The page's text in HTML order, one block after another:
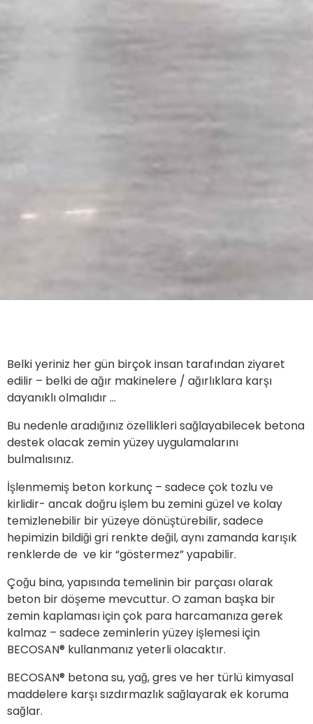
Belki yeriniz her gün birçok insan tarafından ziyaret
edilir – belki de ağır makinelere / ağırlıklara karşı
dayanıklı olmalıdır …
Bu nedenle aradığınız özellikleri sağlayabilecek betona
destek olacak zemin yüzey uygulamalarını
bulmalısınız.
İşlenmemiş beton korkunç – sadece çok tozlu ve
kirlidir- ancak doğru işlem bu zemini güzel ve kolay
temizlenebilir bir yüzeye dönüştürebilir, sadece
hepimizin bildiği gri renkte değil, aynı zamanda karışık
renklerde de ve kir “göstermez” yapabilir.
Çoğu bina, yapısında temelinin bir parçası olarak
beton bir döşeme mevcuttur. O zaman başka bir
zemin kaplaması için çok para harcamanıza gerek
kalmaz – sadece zeminlerin yüzey işlemesi için
BECOSAN® kullanmanız yeterli olacaktır.
BECOSAN® betona su, yağ, gres ve her türlü kimyasal
maddelere karşı sızdırmazlık sağlayarak ek koruma
sağlar.